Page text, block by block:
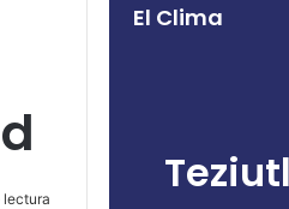
lectura
El Clima